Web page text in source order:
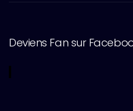
Deviens Fan sur